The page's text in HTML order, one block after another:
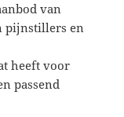
van
pijnstillers en
heeft voor
passend